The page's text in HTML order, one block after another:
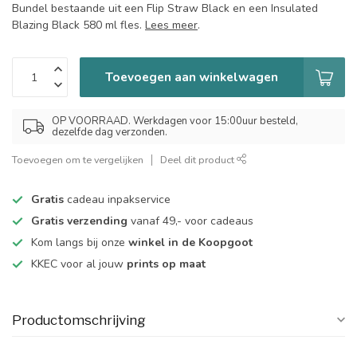
Bundel bestaande uit een Flip Straw Black en een Insulated
Blazing Black 580 ml fles. Lees meer.
Toevoegen aan winkelwagen
OP VOORRAAD. Werkdagen voor 15:00uur besteld,
dezelfde dag verzonden.
Toevoegen om te vergelijken Deel dit product
Gratis cadeau inpakservice
Gratis verzending vanaf 49,- voor cadeaus
Kom langs bij onze winkel in de Koopgoot
KKEC voor al jouw prints op maat
Productomschrijving